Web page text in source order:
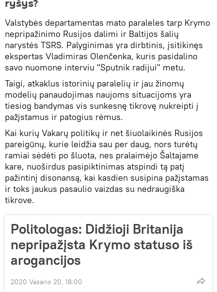
ryšys?
Valstybės departamentas mato paraleles tarp Krymo
nepripažinimo Rusijos dalimi ir Baltijos šalių
narystės TSRS. Palyginimas yra dirbtinis, įsitikinęs
ekspertas Vladimiras Olenčenka, kuris pasidalino
savo nuomone interviu "Sputnik radijui" metu.
Taigi, atkaklus istorinių paralelių ir jau žinomų
modelių panaudojimas naujoms situacijoms yra
tiesiog bandymas vis sunkesnę tikrovę nukreipti į
pažįstamus ir patogius rėmus.
Kai kurių Vakarų politikų ir net šiuolaikinės Rusijos
pareigūnų, kurie leidžia sau per daug, nors turėtų
ramiai sėdėti po šluota, nes pralaimėjo Šaltajame
kare, nuoširdus pasipiktinimas atspindi tą patį
pažintinį disonansą, kai kasdien susipina pažįstamas
ir toks jaukus pasaulio vaizdas su nedraugiška
tikrove.
Politologas: Didžioji Britanija
nepripažįsta Krymo statuso iš
arogancijos
2020 Vasario 20, 18:00